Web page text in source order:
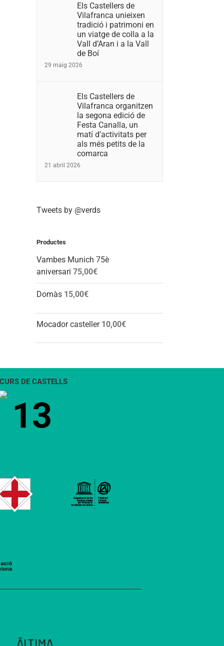
Els Castellers de
Vilafranca unieixen
tradició i patrimoni en
un viatge de colla a la
Vall d’Aran i a la Vall
de Boí
29 maig 2026
Els Castellers de
Vilafranca organitzen
la segona edició de
Festa Canalla, un
matí d’activitats per
als més petits de la
comarca
21 abril 2026
Tweets by @verds
Productes
Vambes Munich 75è
aniversari 75,00€
Domàs 15,00€
Mocador casteller 10,00€
DE CASTELLS
13